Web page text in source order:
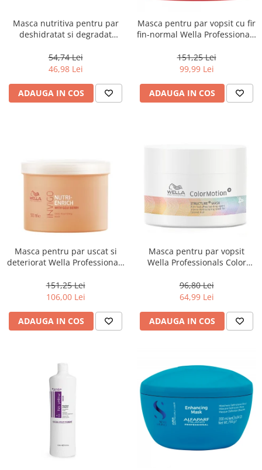
Masca nutritiva pentru par
deshidratat si degradat
Mask, 50 ml
54,74 Lei
46,98 Lei
ADAUGA IN COS
Masca pentru par vopsit cu fir
fin-normal Wella Professionals
151,25 Lei
99,99 Lei
ADAUGA IN COS
Masca pentru par uscat si
deteriorat Wella Professionals
151,25 Lei
106,00 Lei
ADAUGA IN COS
Masca pentru par vopsit
Wella Professionals Color
96,80 Lei
64,99 Lei
ADAUGA IN COS